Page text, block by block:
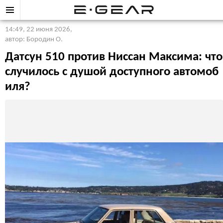
14:49, 22 июня 2026,
автор: Бородин О.
Датсун 510 против Ниссан Максима: что
случилось с душой доступного автомоб
иля?